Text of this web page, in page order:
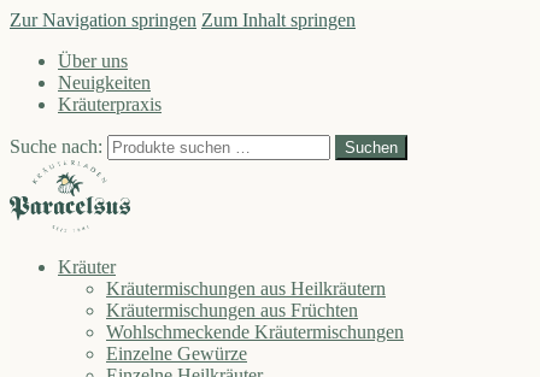
Zur Navigation springen Zum Inhalt springen
Über uns
Neuigkeiten
Kräuterpraxis
Suche nach: Suchen
Kräuter
Kräutermischungen aus Heilkräutern
Kräutermischungen aus Früchten
Wohlschmeckende Kräutermischungen
Einzelne Gewürze